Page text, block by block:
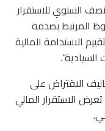
⁠السنوي للاستقرار
‌المرتبط بصدمة
الاستدامة المالية
الاقتراض على
الاستقرار المالي